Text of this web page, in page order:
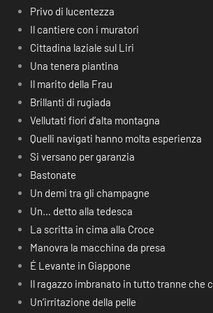
Privo di lucentezza
Il cantiere con i muratori
Cittadina laziale sul Liri
Una tenera piantina
Il marito della Frau
Brillanti di rugiada
Vellutati fiori d’alta montagna
Quelli navigati hanno molta esperienza
Si versano per garanzia
Bastonate
Un demi tra gli champagne
Un… detto alla tedesca
La scritta in cima alla Croce
Manovra la macchina da presa
É Levante in Giappone
Il ragazzo imbranato in tutto tranne che
Un’irritazione della pelle